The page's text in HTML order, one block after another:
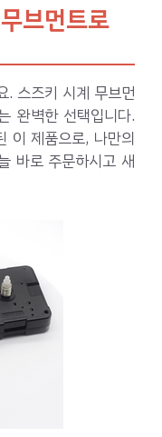
브먼트로
. 스즈키 시계 무브먼
완벽한 선택입니다.
이 제품으로, 나만의
바로 주문하시고 새